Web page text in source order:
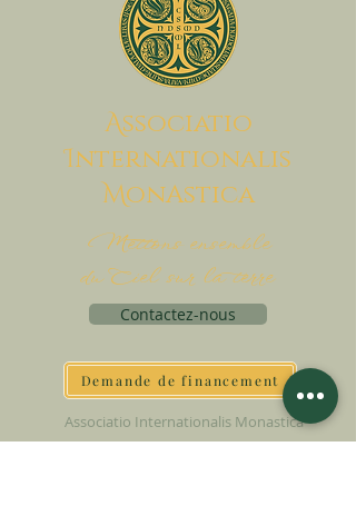
Associatio
Internationalis
MonAstica
Mettons ensemble
du Ciel sur la terre
Contactez-nous
Demande de financement
Associatio Internationalis Monastica
7 rue d’Issy, 92170 Vanves - France